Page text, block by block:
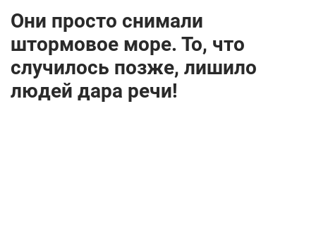
Они просто снимали
штормовое море. То, что
случилось позже, лишило
людей дара речи!